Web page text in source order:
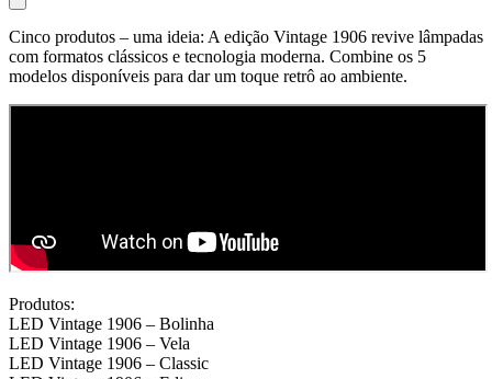
Cinco produtos – uma ideia: A edição Vintage 1906 revive lâmpadas
com formatos clássicos e tecnologia moderna. Combine os 5
modelos disponíveis para dar um toque retrô ao ambiente.
Produtos:
LED Vintage 1906 – Bolinha
LED Vintage 1906 – Vela
LED Vintage 1906 – Classic